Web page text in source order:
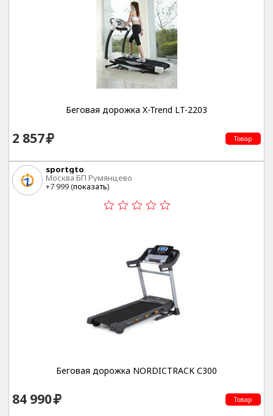
Беговая дорожка X-Trend LT-2203
2 857 Товар
sportgto
Москва БП Румянцево
+7 999 (показать)
Беговая дорожка NORDICTRACK С300
84 990 Товар